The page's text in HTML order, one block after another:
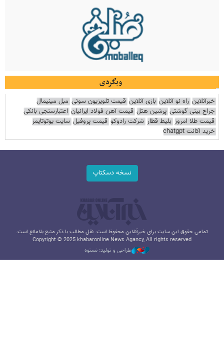
وبگردی
خبرآنلاین راه نو آنلاین بازی آنلاین قیمت تلویزیون سونی مبل مینیمال
جراح بینی گوشتی پرشین هتل قیمت آهن فولاد ایرانیان اعتبارسنجی بانکی
قیمت طلا امروز بلیط قطار شرکت رادوکو قیمت پروفیل سایت یوتوتایمز
خرید اکانت chatgpt
نسخه دسکتاپ
تمامی حقوق این سایت برای خبرآنلاین محفوظ است. نقل مطالب با ذکر منبع بلامانع است.
Copyright © 2025 khabaronline News Agancy, All rights reserved
طراحی و تولید: نستوه